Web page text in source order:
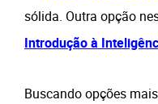
sólida. Outra opção
Introdução à
Buscando opções